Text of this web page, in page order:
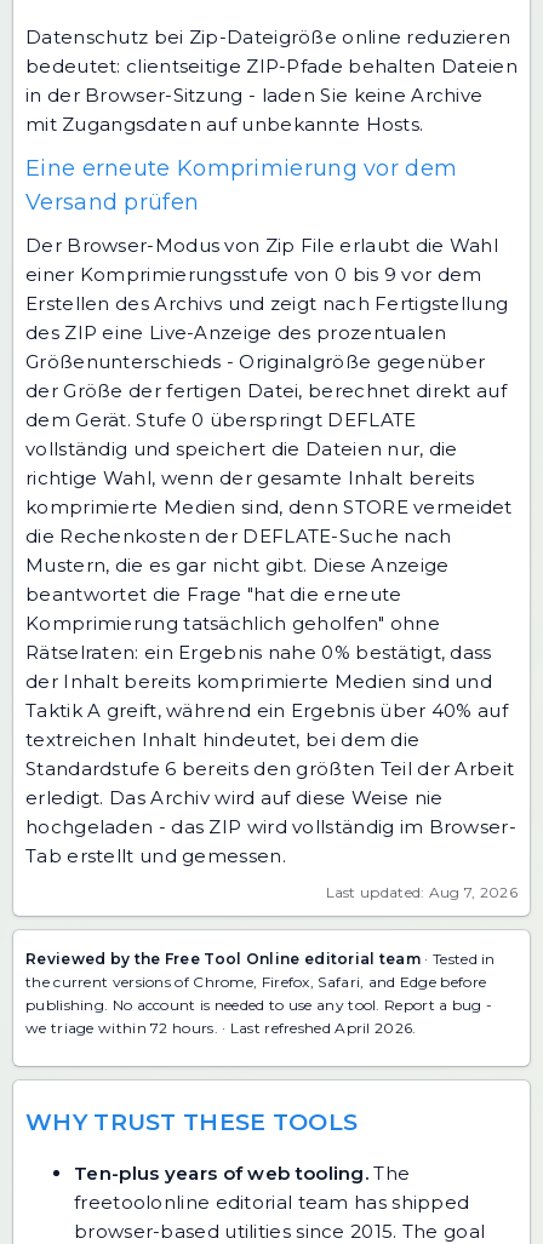
Datenschutz bei Zip-Dateigröße online reduzieren
bedeutet: clientseitige ZIP-Pfade behalten Dateien
in der Browser-Sitzung - laden Sie keine Archive
mit Zugangsdaten auf unbekannte Hosts.
Eine erneute Komprimierung vor dem
Versand prüfen
Der Browser-Modus von Zip File erlaubt die Wahl
einer Komprimierungsstufe von 0 bis 9 vor dem
Erstellen des Archivs und zeigt nach Fertigstellung
des ZIP eine Live-Anzeige des prozentualen
Größenunterschieds - Originalgröße gegenüber
der Größe der fertigen Datei, berechnet direkt auf
dem Gerät. Stufe 0 überspringt DEFLATE
vollständig und speichert die Dateien nur, die
richtige Wahl, wenn der gesamte Inhalt bereits
komprimierte Medien sind, denn STORE vermeidet
die Rechenkosten der DEFLATE-Suche nach
Mustern, die es gar nicht gibt. Diese Anzeige
beantwortet die Frage "hat die erneute
Komprimierung tatsächlich geholfen" ohne
Rätselraten: ein Ergebnis nahe 0% bestätigt, dass
der Inhalt bereits komprimierte Medien sind und
Taktik A greift, während ein Ergebnis über 40% auf
textreichen Inhalt hindeutet, bei dem die
Standardstufe 6 bereits den größten Teil der Arbeit
erledigt. Das Archiv wird auf diese Weise nie
hochgeladen - das ZIP wird vollständig im Browser-
Tab erstellt und gemessen.
Last updated: Aug 7, 2026
Reviewed by the Free Tool Online editorial team · Tested in
the current versions of Chrome, Firefox, Safari, and Edge before
publishing. No account is needed to use any tool. Report a bug -
we triage within 72 hours. · Last refreshed April 2026.
WHY TRUST THESE TOOLS
Ten-plus years of web tooling. The
freetoolonline editorial team has shipped
browser-based utilities since 2015. The goal